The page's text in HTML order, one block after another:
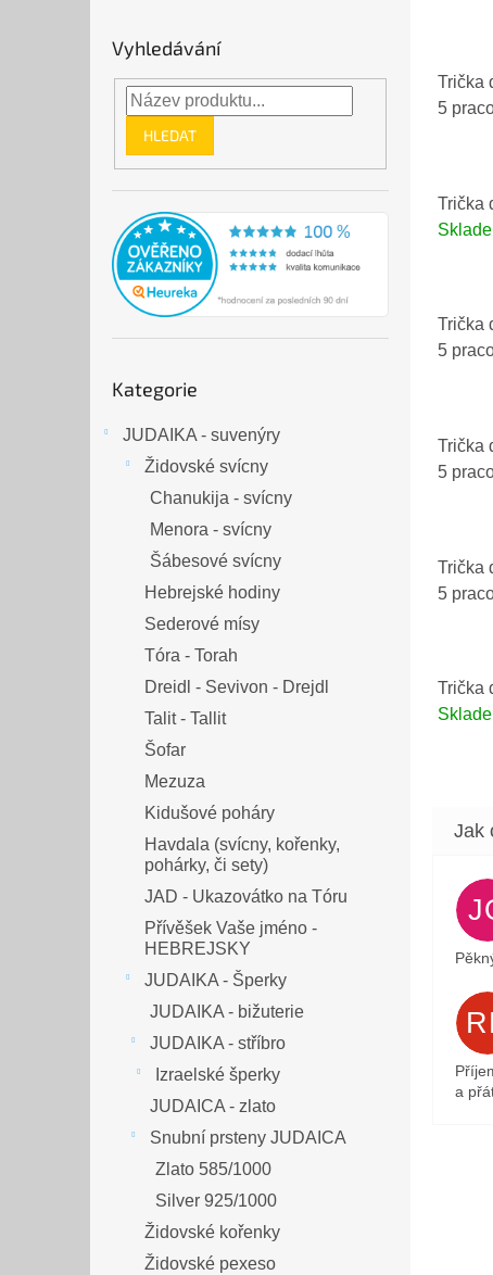
Vyhledávání
HLEDAT
kategorie
Kategorie
JUDAIKA - suvenýry
Židovské svícny
Chanukija - svícny
Menora - svícny
Šábesové svícny
Hebrejské hodiny
Sederové mísy
Tóra - Torah
Dreidl - Sevivon - Drejdl
Talit - Tallit
Šofar
Mezuza
Kidušové poháry
Havdala (svícny, kořenky,
pohárky, či sety)
JAD - Ukazovátko na Tóru
Přívěšek Vaše jméno -
HEBREJSKY
JUDAIKA - Šperky
JUDAIKA - bižuterie
JUDAIKA - stříbro
Izraelské šperky
JUDAICA - zlato
Snubní prsteny JUDAICA
Zlato 585/1000
Silver 925/1000
Židovské kořenky
Židovské pexeso
Trička
5
Trička
Trička
5
Trička
5
Trička
5
Trička
a